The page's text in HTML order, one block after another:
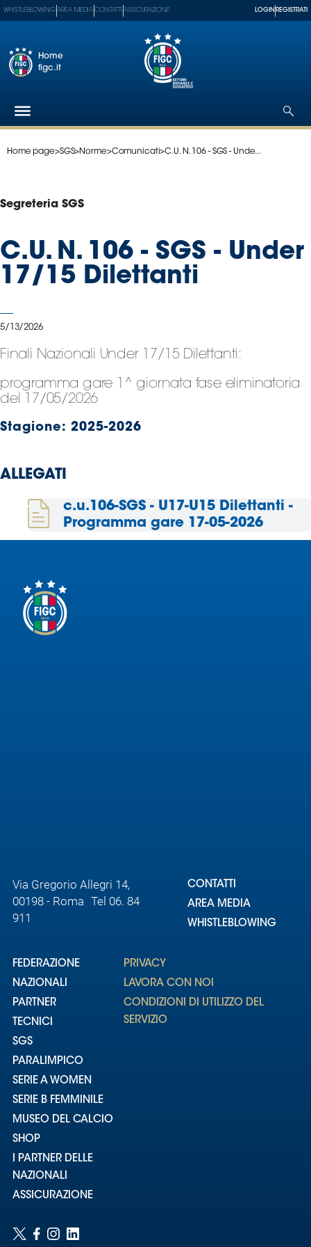
Federazione
Tecnici
Paralimpico
Serie
A
Serie
Femminile
del
Calcio
Shop
delle
Assicurazione
Whistleblowing
WHISTLEBLOWING AREA MEDIA CONTATTI ASSICURAZIONE LOGIN REGISTRATI
Home
figc.it
Home page>SGS>Norme>Comunicati>C.U. N. 106 - SGS - Unde...
Segreteria SGS
C.U. N. 106 - SGS - Under
17/15 Dilettanti
5/13/2026
Finali Nazionali Under 17/15 Dilettanti:
programma gare 1^ giornata fase eliminatoria
del 17/05/2026
Stagione: 2025-2026
ALLEGATI
c.u.106-SGS - U17-U15 Dilettanti -
Programma gare 17-05-2026
Via Gregorio Allegri 14,
00198 - Roma Tel 06. 84
911
CONTATTI
AREA MEDIA
WHISTLEBLOWING
FEDERAZIONE
NAZIONALI
PARTNER
TECNICI
SGS
PARALIMPICO
SERIE A WOMEN
SERIE B FEMMINILE
MUSEO DEL CALCIO
SHOP
I PARTNER DELLE
NAZIONALI
ASSICURAZIONE
PRIVACY
LAVORA CON NOI
CONDIZIONI DI UTILIZZO DEL
SERVIZIO